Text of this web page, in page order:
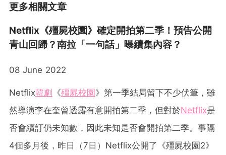
更多相關文章
Netflix《殭屍校園》確定開拍第二季！預告公開
青山回歸？南拉「一句話」曝續集內容？
08 June 2022
Netflix韓劇 《殭屍校園》第一季結局留下不少伏筆，雖
然導演李在奎曾透露有意開拍第二季，但對於Netflix是
否會續訂仍未知數，因此未知是否會開拍第二季。事隔
4個多月後，昨日（7日）Netflix公開了《殭屍校園2》